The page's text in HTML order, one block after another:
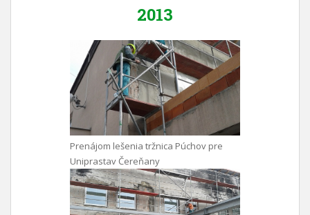
2013
Prenájom lešenia tržnica Púchov pre
Uniprastav Čereňany